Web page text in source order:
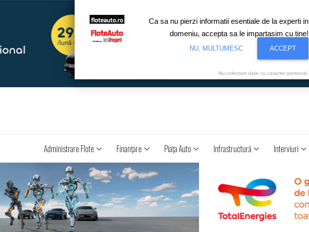
Administrare Flote Finanţare Piaţa Auto Infrastructură Interviuri
Ca sa nu pierzi informatii esentiale de la experti in
domeniu, accepta sa le impartasim cu tine!
NU, MULTUMESC ACCEPT
Nu colectam date cu caracter personal.